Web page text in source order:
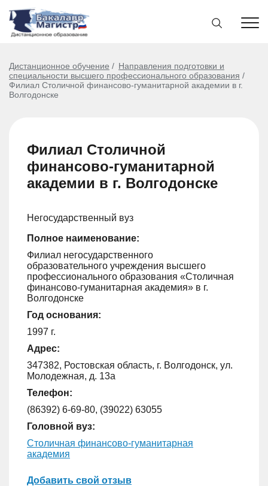
Дистанционное обучение
Направления подготовки и
специальности высшего профессионального образования
Филиал Столичной финансово-гуманитарной академии в г.
Волгодонске
Филиал Столичной
финансово-гуманитарной
академии в г. Волгодонске
Негосударственный вуз
Полное наименование:
Филиал негосударственного
образовательного учреждения высшего
профессионального образования «Столичная
финансово-гуманитарная академия» в г.
Волгодонске
Год основания:
1997 г.
Адрес:
347382, Ростовская область, г. Волгодонск, ул.
Молодежная, д. 13а
Телефон:
(86392) 6-69-80, (39022) 63055
Головной вуз:
Столичная финансово-гуманитарная
академия
Добавить свой отзыв